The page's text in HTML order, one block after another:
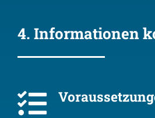
4. Informationen